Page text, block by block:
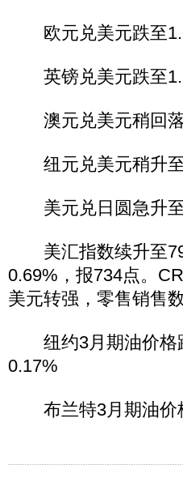
欧元兑美元跌至
英镑兑美元跌至
澳元兑美元稍回落
纽元兑美元稍升至
美元兑日圆急升至
美汇指数续升至
0.69%，报734点。
美元转强，零售销售
纽约3月期油价格
0.17%
布兰特3月期油价